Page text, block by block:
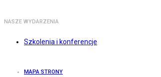
NASZE WYDARZENIA
Szkolenia i konferencje
MAPA STRONY